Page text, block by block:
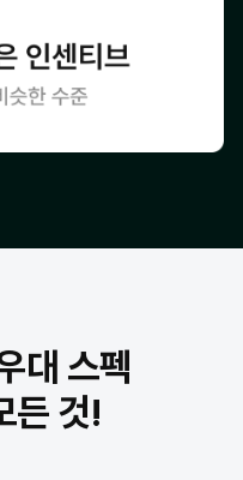
대 스펙
든 것!